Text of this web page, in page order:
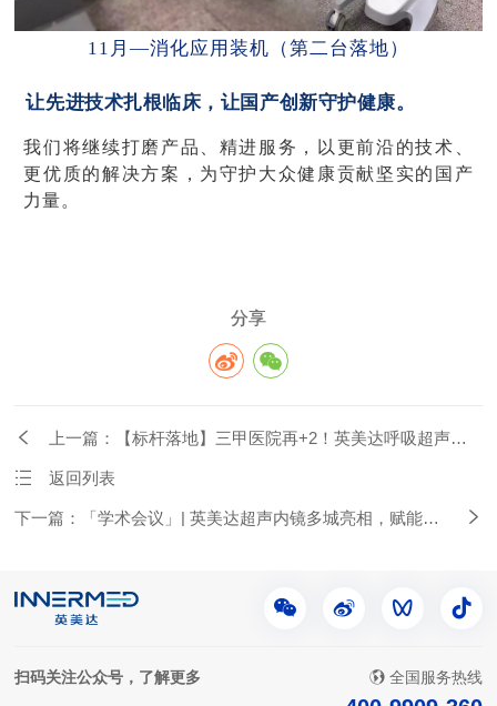
11月—消化应用装机（第二台落地）
让先进技术扎根临床，让国产创新守护健康。
我们将继续打磨产品、精进服务，以更前沿的技术、
更优质的解决方案，为守护大众健康贡献坚实的国产
力量。
分享
上一篇：【标杆落地】三甲医院再+2！英美达呼吸超声内
返回列表
下一篇：「学术会议」| 英美达超声内镜多城亮相，赋能临
扫码关注公众号，了解更多 全国服务热线